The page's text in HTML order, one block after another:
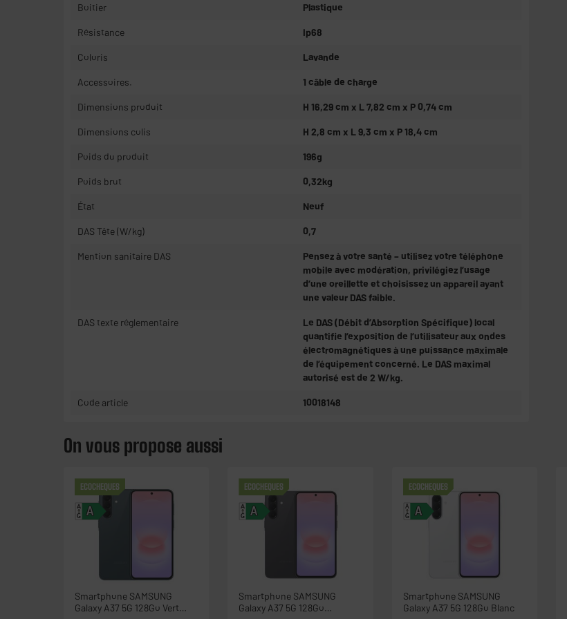
Boitier Plastique
Résistance Ip68
Coloris Lavande
Accessoires. 1 câble de charge
Dimensions produit H 16,29 cm x L 7,82 cm x P 0,74 cm
Dimensions colis H 2,8 cm x L 9,3 cm x P 18,4 cm
Poids du produit 196g
Poids brut 0,32kg
État Neuf
DAS Tête (W/kg) 0,7
Mention sanitaire DAS
Pensez à votre santé – utilisez votre téléphone
mobile avec modération, privilégiez l’usage
d’une oreillette et choisissez un appareil ayant
une valeur DAS faible.
DAS texte réglementaire
Le DAS (Débit d’Absorption Spécifique) local
quantifie l’exposition de l’utilisateur aux ondes
électromagnétiques à une puissance maximale
de l’équipement concerné. Le DAS maximal
autorisé est de 2 W/kg.
Code article 10018148
On vous propose aussi
ECOCHEQUES
A
A
G
Smartphone SAMSUNG
Galaxy A37 5G 128Go Vert
ECOCHEQUES
A
A
G
Smartphone SAMSUNG
Galaxy A37 5G 128Go
ECOCHEQUES
A
A
G
Smartphone SAMSUNG
Galaxy A37 5G 128Go Blanc